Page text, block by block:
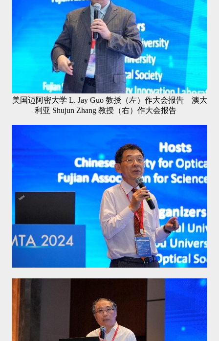
美国迈阿密大学 L. Jay Guo 教授（左）作大会报告 澳大
利亚 Shujun Zhang 教授（右）作大会报告